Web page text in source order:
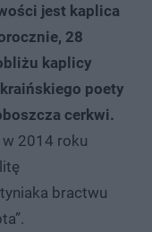
jest kaplica
28
kaplicy
poety
cerkwi.
2014 roku
bractwu